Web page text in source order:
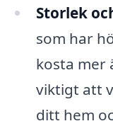
Storlek
som har
kosta mer
viktigt att
ditt hem